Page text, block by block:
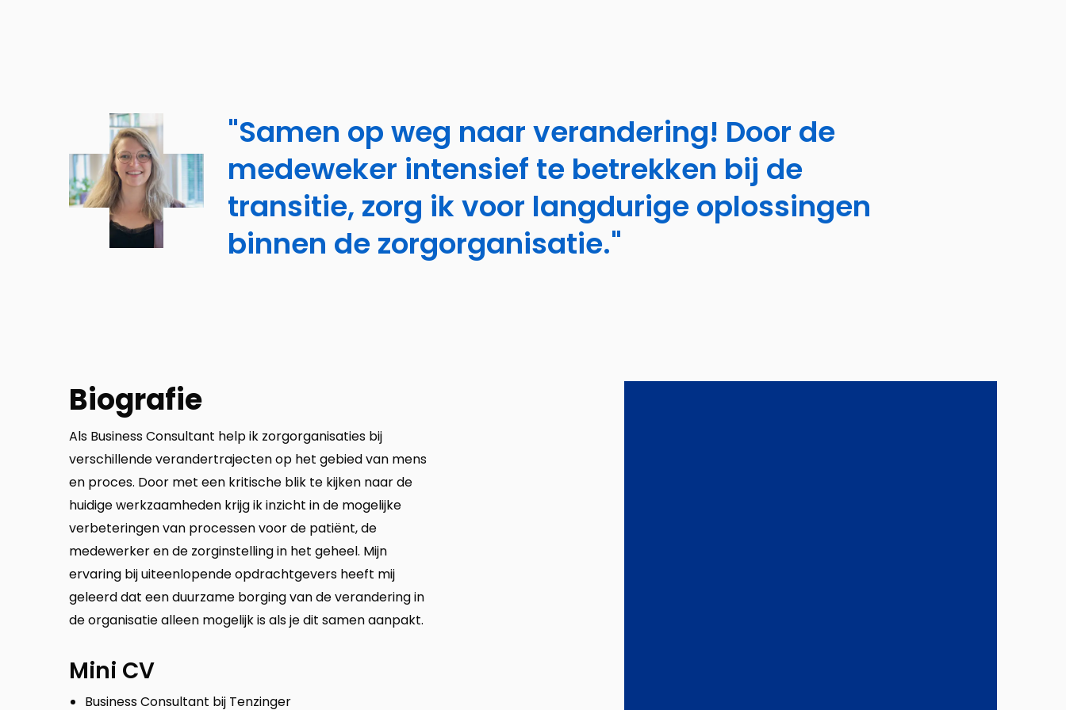
"Samen op weg naar verandering! Door de
medeweker intensief te betrekken bij de
transitie, zorg ik voor langdurige oplossingen
binnen de zorgorganisatie."
Biografie
Als Business Consultant help ik zorgorganisaties bij
verschillende verandertrajecten op het gebied van mens
en proces. Door met een kritische blik te kijken naar de
huidige werkzaamheden krijg ik inzicht in de mogelijke
verbeteringen van processen voor de patiënt, de
medewerker en de zorginstelling in het geheel. Mijn
ervaring bij uiteenlopende opdrachtgevers heeft mij
geleerd dat een duurzame borging van de verandering in
de organisatie alleen mogelijk is als je dit samen aanpakt.
Mini CV
Business Consultant bij Tenzinger